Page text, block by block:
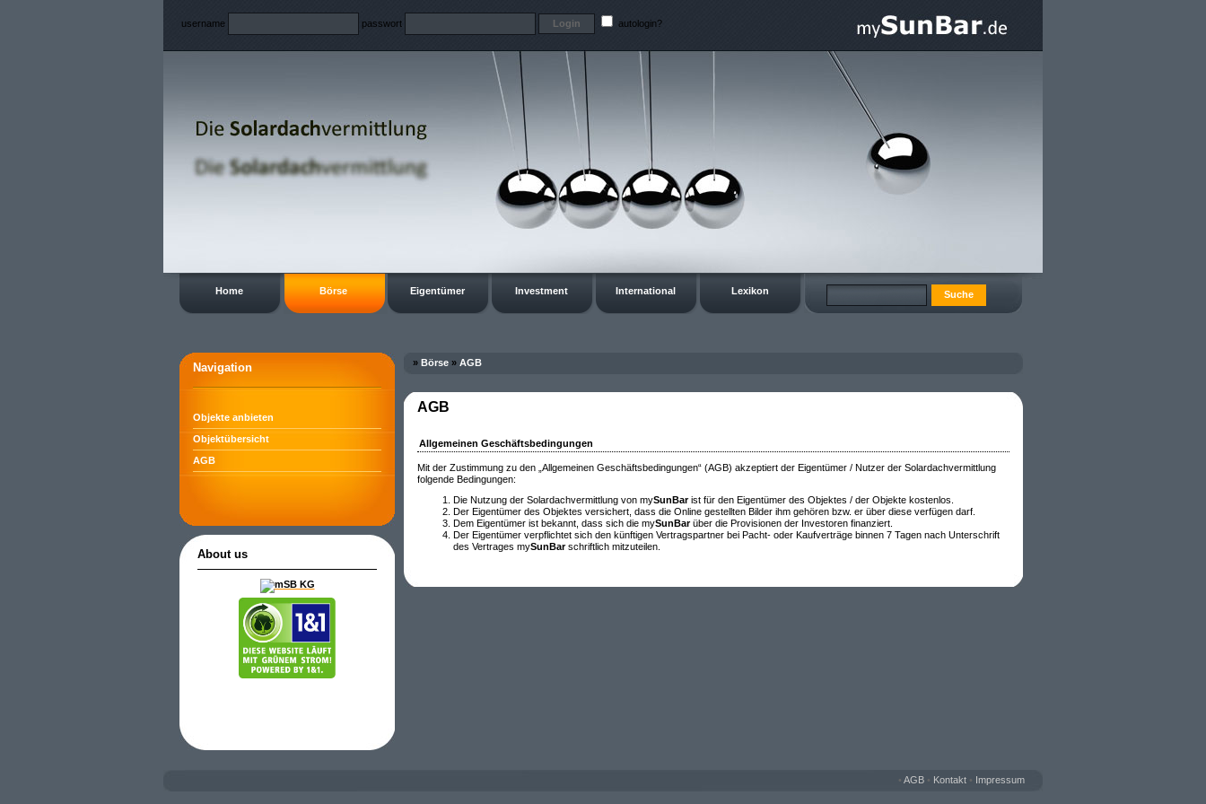
username passwort autologin?
Home Börse Eigentümer Investment International Lexikon
Navigation
Objekte anbieten
Objektübersicht
AGB
About us
» Börse » AGB
AGB
Allgemeinen Geschäftsbedingungen
Mit der Zustimmung zu den „Allgemeinen Geschäftsbedingungen“ (AGB) akzeptiert der Eigentümer / Nutzer der Solardachvermittlung
folgende Bedingungen:
Die Nutzung der Solardachvermittlung von mySunBarist für den Eigentümer des Objektes / der Objekte kostenlos.
Der Eigentümer des Objektes versichert, dass die Online gestellten Bilder ihm gehören bzw. er über diese verfügen darf.
Dem Eigentümer ist bekannt, dass sich die mySunBarüber die Provisionen der Investoren finanziert.
Der Eigentümer verpflichtet sich den künftigen Vertragspartner bei Pacht- oder Kaufverträge binnen 7 Tagen nach Unterschrift
des Vertrages mySunBarschriftlich mitzuteilen.
• AGB • Kontakt • Impressum